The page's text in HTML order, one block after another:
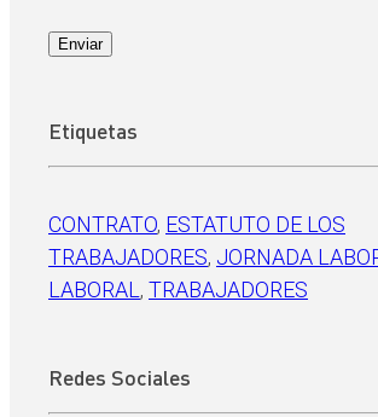
Enviar
Etiquetas
CONTRATO, ESTATUTO DE LOS
TRABAJADORES, JORNADA
LABORAL , TRABAJADORES
Redes Sociales